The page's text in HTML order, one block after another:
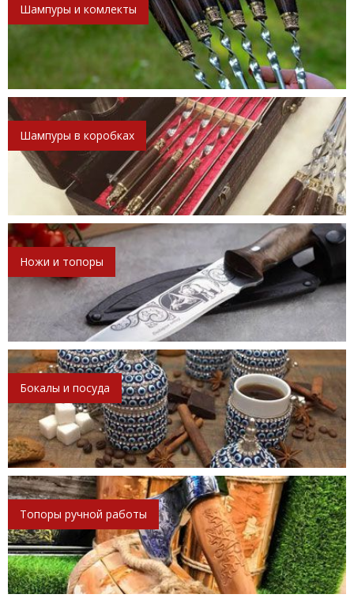
Шампуры и комлекты
Шампуры в коробках
Ножи и топоры
Бокалы и посуда
Топоры ручной работы